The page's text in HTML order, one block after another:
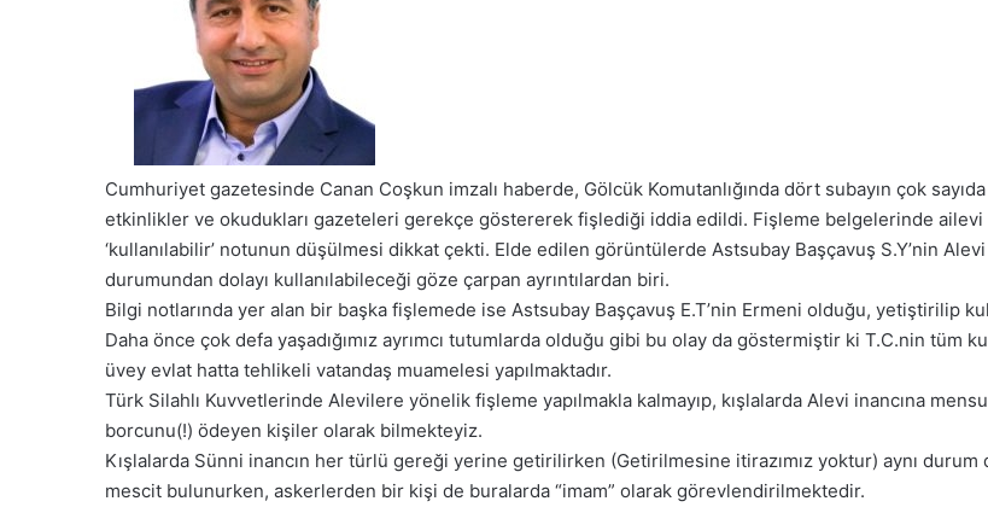
Cumhuriyet gazetesinde Canan Coşkun imzalı haberde, Gölcük Komutanlığında dört subayın çok sayıda
etkinlikler ve okudukları gazeteleri gerekçe göstererek fişlediği iddia edildi. Fişleme belgelerinde
‘kullanılabilir’ notunun düşülmesi dikkat çekti. Elde edilen görüntülerde Astsubay Başçavuş S.Y’nin
durumundan dolayı kullanılabileceği göze çarpan ayrıntılardan biri.
Bilgi notlarında yer alan bir başka fişlemede ise Astsubay Başçavuş E.T’nin Ermeni olduğu, yetiştirilip
Daha önce çok defa yaşadığımız ayrımcı tutumlarda olduğu gibi bu olay da göstermiştir ki T.C.nin tüm
üvey evlat hatta tehlikeli vatandaş muamelesi yapılmaktadır.
Türk Silahlı Kuvvetlerinde Alevilere yönelik fişleme yapılmakla kalmayıp, kışlalarda Alevi inancına
borcunu(!) ödeyen kişiler olarak bilmekteyiz.
Kışlalarda Sünni inancın her türlü gereği yerine getirilirken (Getirilmesine itirazımız yoktur) aynı
mescit bulunurken, askerlerden bir kişi de buralarda “imam” olarak görevlendirilmektedir.